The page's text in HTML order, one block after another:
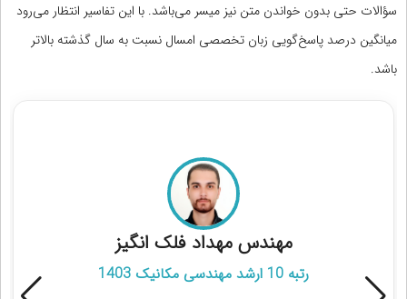
سؤالات حتی بدون خواندن متن نیز میسر می‌باشد. با این تفاسیر انتظار می‌رود
میانگین درصد پاسخ‌گویی زبان تخصصی امسال نسبت به سال گذشته بالاتر
باشد.
مهندس مهداد فلک انگیز